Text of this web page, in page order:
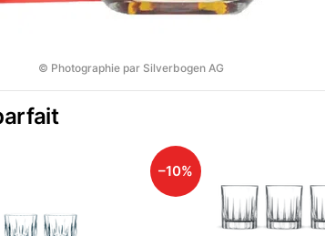
© Photographie par Silverbogen AG
–10%